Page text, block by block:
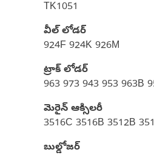
TK1051
వీల్ లోడర్
924F 924K 926M
ట్రాక్ లోడర్
963 973 943 953 963B
మెరైన్ ఆక్సిలరీ
3516C 3516B 3512B
బుల్డోజర్